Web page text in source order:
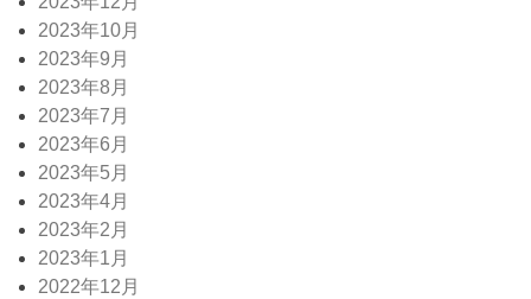
2023年10月
2023年9月
2023年8月
2023年7月
2023年6月
2023年5月
2023年4月
2023年2月
2023年1月
2022年12月